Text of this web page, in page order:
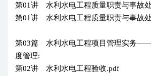
第01讲 水利水电工程质量职责与事故
第01讲 水利水电工程质量职责与事故
第03篇 水利水电工程项目管理实务
度管理:
第02讲 水利水电工程验收.pdf